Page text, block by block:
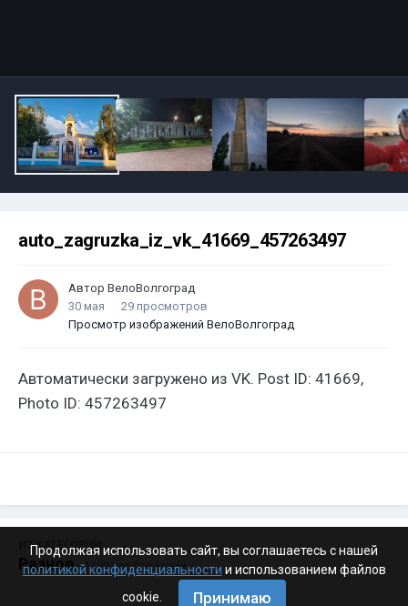
auto_zagruzka_iz_vk_41669_457263497
Автор ВелоВолгоград
30 мая
29 просмотров
Просмотр изображений ВелоВолгоград
Автоматически загружено из VK. Post ID: 41669,
Photo ID: 457263497
ИЗ КАТЕГОРИИ:
Разное · 4 199 изображений
Продолжая использовать сайт, вы соглашаетесь с нашей
политикой конфиденциальности и использованием файлов
cookie.
Принимаю